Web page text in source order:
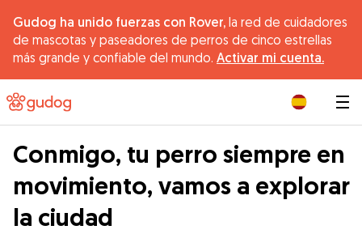
Gudog ha unido fuerzas con Rover, la red de cuidadores
de mascotas y paseadores de perros de cinco estrellas
más grande y confiable del mundo. Activar mi cuenta.
Conmigo, tu perro siempre en
movimiento, vamos a explorar
la ciudad